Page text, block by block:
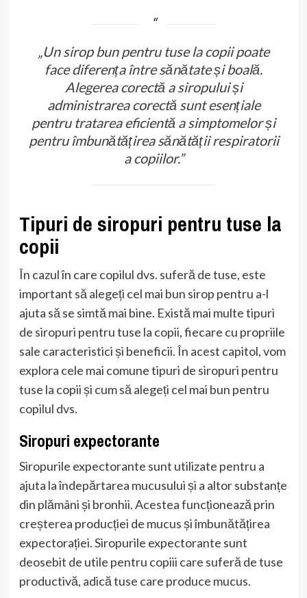
„Un sirop bun pentru tuse la copii poate
face diferența între sănătate și boală.
Alegerea corectă a siropului și
administrarea corectă sunt esențiale
pentru tratarea eficientă a simptomelor și
pentru îmbunătățirea sănătății respiratorii
a copiilor.”
Tipuri de siropuri pentru tuse la
copii
În cazul în care copilul dvs. suferă de tuse, este
important să alegeți cel mai bun sirop pentru a-l
ajuta să se simtă mai bine. Există mai multe tipuri
de siropuri pentru tuse la copii, fiecare cu propriile
sale caracteristici și beneficii. În acest capitol, vom
explora cele mai comune tipuri de siropuri pentru
tuse la copii și cum să alegeți cel mai bun pentru
copilul dvs.
Siropuri expectorante
Siropurile expectorante sunt utilizate pentru a
ajuta la îndepărtarea mucusului și a altor substanțe
din plămâni și bronhii. Acestea funcționează prin
creșterea producției de mucus și îmbunătățirea
expectorației. Siropurile expectorante sunt
deosebit de utile pentru copiii care suferă de tuse
productivă, adică tuse care produce mucus.